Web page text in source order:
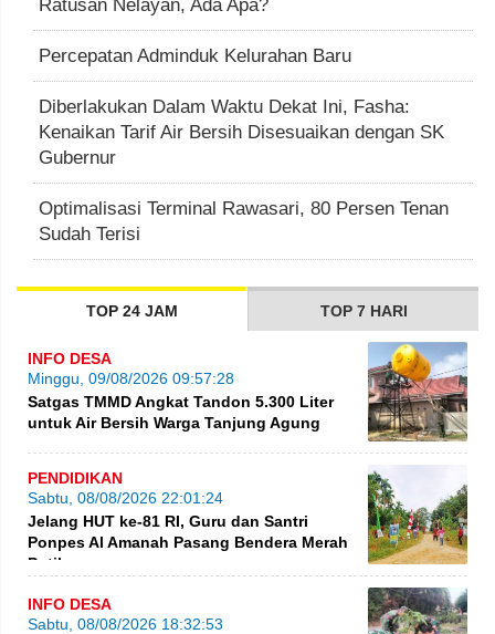
Ratusan Nelayan, Ada Apa?
Percepatan Adminduk Kelurahan Baru
Diberlakukan Dalam Waktu Dekat Ini, Fasha:
Kenaikan Tarif Air Bersih Disesuaikan dengan SK
Gubernur
Optimalisasi Terminal Rawasari, 80 Persen Tenan
Sudah Terisi
TOP 24 JAM TOP 7 HARI
INFO DESA
Minggu, 09/08/2026 09:57:28
Satgas TMMD Angkat Tandon 5.300 Liter
untuk Air Bersih Warga Tanjung Agung
PENDIDIKAN
Sabtu, 08/08/2026 22:01:24
Jelang HUT ke-81 RI, Guru dan Santri
Ponpes Al Amanah Pasang Bendera Merah
Putih
INFO DESA
Sabtu, 08/08/2026 18:32:53